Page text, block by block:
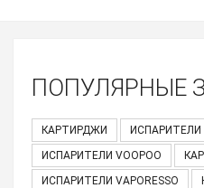
ПОПУЛЯРНЫЕ
КАРТИРДЖИ ИСПАРИТЕЛИ
ИСПАРИТЕЛИ VOOPOO
ИСПАРИТЕЛИ VAPORESSO